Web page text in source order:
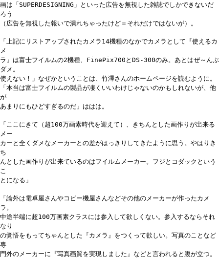
画は「SUPERDESIGNING」といった広告を無視した雑誌でしかできないだ
ろう
（広告を無視した報いで潰れちゃったけど＝それだけではないが）。
「上記にリストアップされたカメラ14機種のなかでカメラとして『使えるカ
メ
ラ』は富士フイルムの2機種、FinePix700とDS-300のみ。あとはぜ～んぶ
ダメ。
使えない！」なぜかということは、竹澤さんのホームページを読むように。
「本当は富士フイルムの製品が凄くいいわけじゃないのかもしれないが、他
が
あまりにもひどすぎるのだ」ははは。
「ここにきて（超100万画素時代を迎えて）、きちんとした画作りが出来る
メー
カーと全くダメなメーカーとの差がはっきりしてきたように思う。やはりき
ち
んとした画作りが出来ているのはフイルムメーカー。フジとコダックという
こ
とになる」
「論外は電卓屋さんやコピー機屋さんなどその他のメーカーが作ったカメ
ラ。
中途半端に超100万画素クラスには参入して欲しくない。参入するならそれ
なり
の覚悟をもってちゃんとした『カメラ』をつくって欲しい。写真のことなど
専
門外のメーカーに『写真画質を実現しました』などと言われると腹が立つ。